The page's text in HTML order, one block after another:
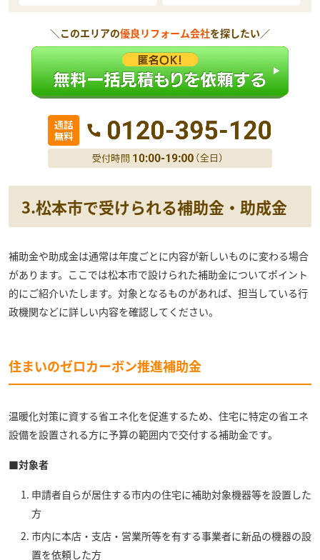
＼このエリアの優良リフォーム会社を探したい／
3.松本市で受けられる補助金・助成金
補助金や助成金は通常は年度ごとに内容が新しいものに変わる場合
があります。ここでは松本市で設けられた補助金についてポイント
的にご紹介いたします。対象となるものがあれば、担当している行
政機関などに詳しい内容を確認してください。
住まいのゼロカーボン推進補助金
温暖化対策に資する省エネ化を促進するため、住宅に特定の省エネ
設備を設置される方に予算の範囲内で交付する補助金です。
■対象者
申請者自らが居住する市内の住宅に補助対象機器等を設置した
方
市内に本店・支店・営業所等を有する事業者に新品の機器の設
置を依頼した方